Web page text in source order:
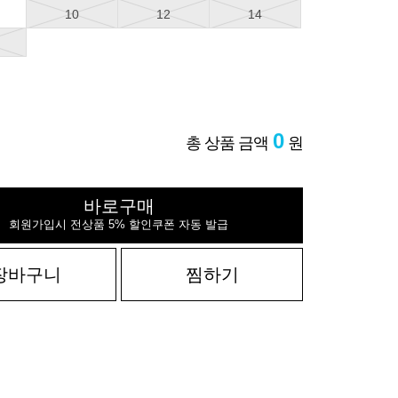
10 12 14
총 상품 금액 0 원
바로구매
회원가입시 전상품 5% 할인쿠폰 자동 발급
바구니 찜하기